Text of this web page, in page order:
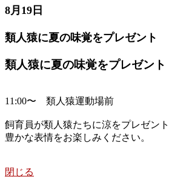
8月19日
類人猿に夏の味覚をプレゼント
類人猿に夏の味覚をプレゼント
11:00〜 類人猿運動場前
飼育員が類人猿たちに涼をプレゼント
豊かな表情をお楽しみください。
閉じる